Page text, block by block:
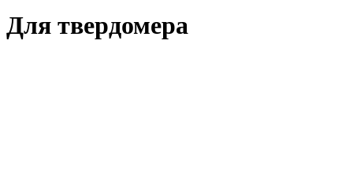
Для твердомера